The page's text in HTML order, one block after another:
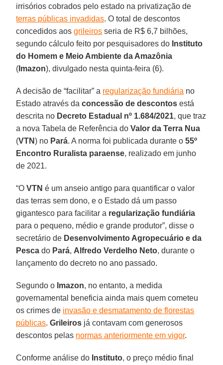
irrisórios cobrados pelo estado na privatização de
terras públicas invadidas. O total de descontos
concedidos aosgrileiros seria de R$ 6,7 bilhões,
segundo cálculo feito por pesquisadores do Instituto
do Homem e Meio Ambiente da Amazônia
( Imazon), divulgado nesta quinta-feira (6).
A decisão de “facilitar” a regularização fundiária no
Estado através daconcessão de descontos está
descrita no Decreto Estadual nº 1.684/2021, que traz
a nova Tabela de Referência doValor da Terra Nua
(VTN) no Pará. A norma foi publicada durante o55º
Encontro Ruralista paraense, realizado em junho
de 2021.
“OVTN é um anseio antigo para quantificar o valor
das terras sem dono, e o Estado dá um passo
gigantesco para facilitar a regularização fundiária
para o pequeno, médio e grande produtor”, disse o
secretário de Desenvolvimento Agropecuário e da
Pesca do Pará, Alfredo Verdelho Neto, durante o
lançamento do decreto no ano passado.
Segundo o Imazon, no entanto, a medida
governamental beneficia ainda mais quem cometeu
os crimes de invasão e desmatamento de florestas
públicas.Grileiros já contavam com generosos
descontos pelas normas anteriormente em vigor.
Conforme análise do Instituto, o preço médio final